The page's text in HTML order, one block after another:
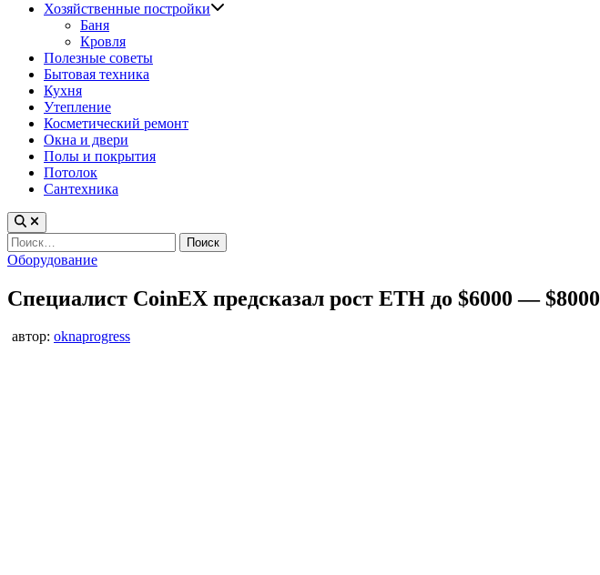
Хозяйственные постройки
Баня
Кровля
Полезные советы
Бытовая техника
Кухня
Утепление
Косметический ремонт
Окна и двери
Полы и покрытия
Потолок
Сантехника
Найти:
Опубликовано
Оборудование
Специалист CoinEX предсказал рост ETH до $6000 — $8000
автор: oknaprogress